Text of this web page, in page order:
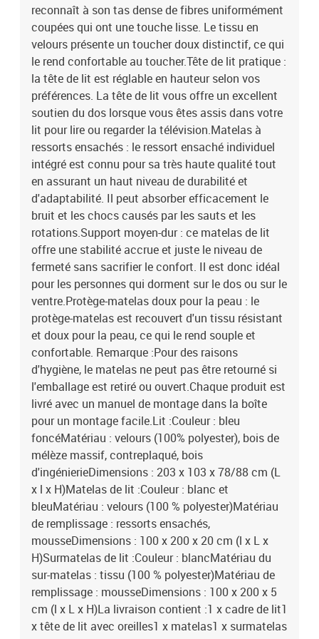
reconnaît à son tas dense de fibres uniformément
coupées qui ont une touche lisse. Le tissu en
velours présente un toucher doux distinctif, ce qui
le rend confortable au toucher.Tête de lit pratique :
la tête de lit est réglable en hauteur selon vos
préférences. La tête de lit vous offre un excellent
soutien du dos lorsque vous êtes assis dans votre
lit pour lire ou regarder la télévision.Matelas à
ressorts ensachés : le ressort ensaché individuel
intégré est connu pour sa très haute qualité tout
en assurant un haut niveau de durabilité et
d'adaptabilité. Il peut absorber efficacement le
bruit et les chocs causés par les sauts et les
rotations.Support moyen-dur : ce matelas de lit
offre une stabilité accrue et juste le niveau de
fermeté sans sacrifier le confort. Il est donc idéal
pour les personnes qui dorment sur le dos ou sur le
ventre.Protège-matelas doux pour la peau : le
protège-matelas est recouvert d'un tissu résistant
et doux pour la peau, ce qui le rend souple et
confortable. Remarque :Pour des raisons
d'hygiène, le matelas ne peut pas être retourné si
l'emballage est retiré ou ouvert.Chaque produit est
livré avec un manuel de montage dans la boîte
pour un montage facile.Lit :Couleur : bleu
foncéMatériau : velours (100% polyester), bois de
mélèze massif, contreplaqué, bois
d'ingénierieDimensions : 203 x 103 x 78/88 cm (L
x l x H)Matelas de lit :Couleur : blanc et
bleuMatériau : velours (100 % polyester)Matériau
de remplissage : ressorts ensachés,
mousseDimensions : 100 x 200 x 20 cm (l x L x
H)Surmatelas de lit :Couleur : blancMatériau du
sur-matelas : tissu (100 % polyester)Matériau de
remplissage : mousseDimensions : 100 x 200 x 5
cm (l x L x H)La livraison contient :1 x cadre de lit1
x tête de lit avec oreilles1 x matelas1 x surmatelas